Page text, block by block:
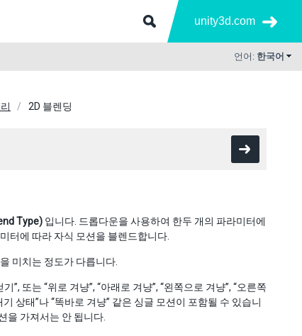
unity3d.com
언어: 한국어
2D 블렌딩
Type) 입니다. 드롭다운을 사용하여 한두 개의 파라미터에
터에 따라 자식 모션을 블렌드합니다.
미치는 정도가 다릅니다.
”, 또는 “위로 겨냥”, “아래로 겨냥”, “왼쪽으로 겨냥”, “오른쪽
상태”나 “똑바로 겨냥” 같은 싱글 모션이 포함될 수 있습니
을 가져서는 안 됩니다.